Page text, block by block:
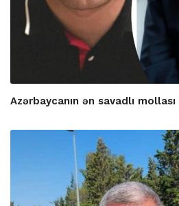
Azərbaycanın ən savadlı mollası